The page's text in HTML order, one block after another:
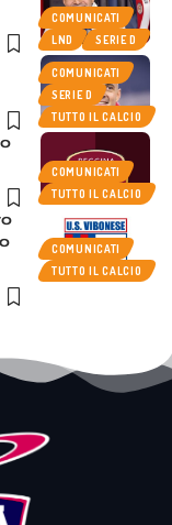
COMUNICATI
LND
SERIE D
COMUNICATI
SERIE D
TUTTO IL CALCIO
COMUNICATI
TUTTO IL CALCIO
COMUNICATI
TUTTO IL CALCIO